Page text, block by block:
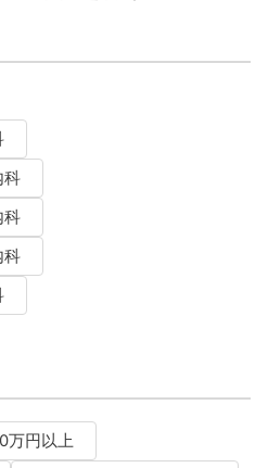
科
科
科
万円以上